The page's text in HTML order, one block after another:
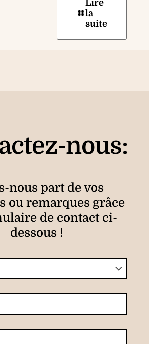
Lire
la
suite
nous:
nous part de vos
ou remarques grâce
de contact ci-
dessous !